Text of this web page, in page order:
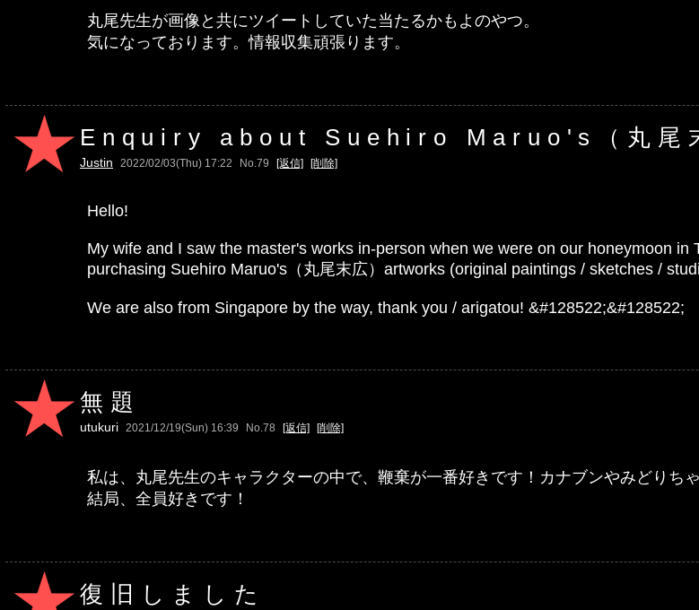
丸尾先生が画像と共にツイートしていた当たるかもよのやつ。
気になっております。情報収集頑張ります。
Enquiry about Suehiro Maruo's（丸尾
Justin 2022/02/03(Thu) 17:22 No.79 [返信] [削除]
Hello!
My wife and I saw the master's works in-person when we were on our honeymoon
purchasing Suehiro Maruo's（丸尾末広）artworks (original paintings / sketches /
We are also from Singapore by the way, thank you / arigatou! &#128522;&#128522;
無題
utukuri 2021/12/19(Sun) 16:39 No.78 [返信] [削除]
私は、丸尾先生のキャラクターの中で、鞭棄が一番好きです！カナブンやみどりち
結局、全員好きです！
復旧しました